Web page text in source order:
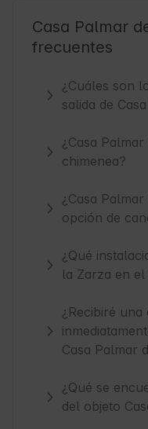
Casa Palmar
frecuentes
¿Cuáles son
salida de
¿Casa
chimenea?
¿Casa
opción de
¿Qué
la Zarza en el
¿Recibiré
Casa Palmar
¿Qué se
del objeto